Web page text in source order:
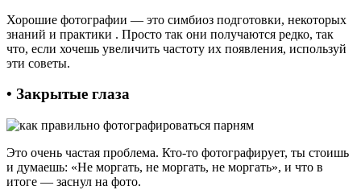
Хорошие фотографии — это симбиоз подготовки, некоторых
знаний и практики . Просто так они получаются редко, так
что, если хочешь увеличить частоту их появления, используй
эти советы.
• Закрытые глаза
Это очень частая проблема. Кто-то фотографирует, ты стоишь
и думаешь: «Не моргать, не моргать, не моргать», и что в
итоге — заснул на фото.